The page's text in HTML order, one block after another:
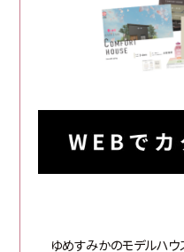
ゆめすみかのモデルハ